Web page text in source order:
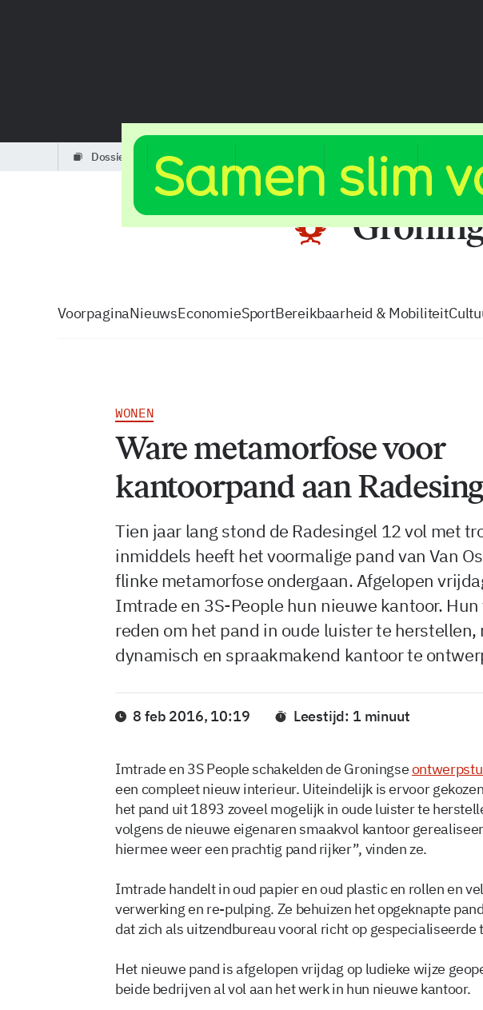
dossiers vacatures
VoorpaginaNieuwsEconomieSportBereikbaarheid & Mobiliteit
WONEN
Ware metamorfose voor
kantoorpand aan
Tien jaar lang stond de Radesingel 12 vol met
inmiddels heeft het voormalige pand van Van
flinke metamorfose ondergaan. Afgelopen
Imtrade en 3S-People hun nieuwe kantoor.
reden om het pand in oude luister te herstellen,
dynamisch en spraakmakend kantoor te
8 feb 2016, 10:19 Leestijd: 1 minuut
Imtrade en 3S People schakelden de Groningse
een compleet nieuw interieur. Uiteindelijk is ervoor
het pand uit 1893 zoveel mogelijk in oude luister te
volgens de nieuwe eigenaren smaakvol kantoor
hiermee weer een prachtig pand rijker”, vinden ze.
Imtrade handelt in oud papier en oud plastic en rollen en
verwerking en re-pulping. Ze behuizen het opgeknapte
dat zich als uitzendbureau vooral richt op
Het nieuwe pand is afgelopen vrijdag op ludieke wijze
beide bedrijven al vol aan het werk in hun nieuwe kantoor.